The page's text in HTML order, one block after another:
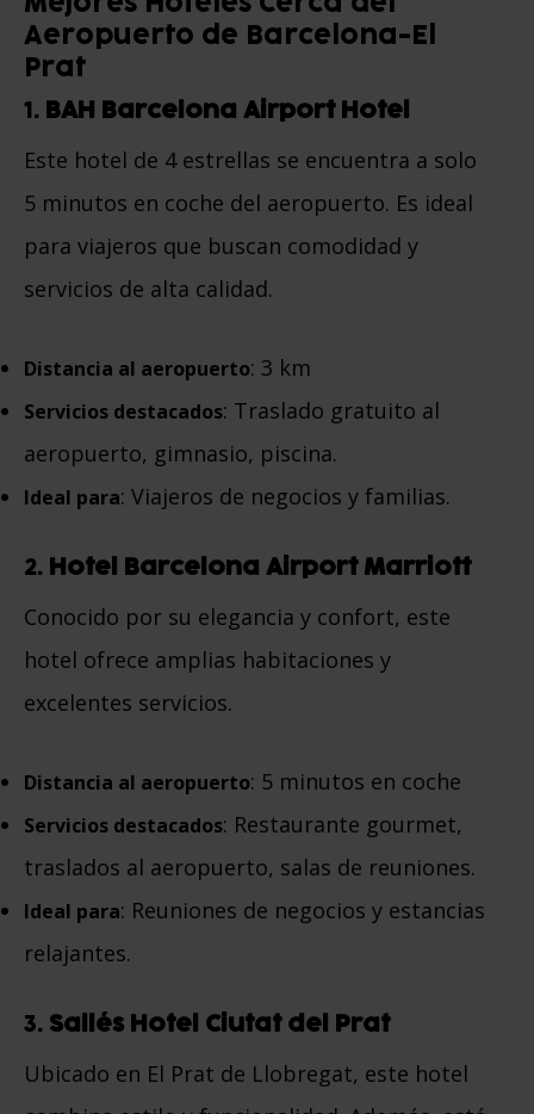
Aeropuerto de Barcelona-El
Prat
1. BAH Barcelona Airport Hotel
Este hotel de 4 estrellas se encuentra a solo
5 minutos en coche del aeropuerto. Es ideal
para viajeros que buscan comodidad y
servicios de alta calidad.
Distancia al aeropuerto: 3 km
Servicios destacados: Traslado gratuito al
aeropuerto, gimnasio, piscina.
Ideal para: Viajeros de negocios y familias.
2. Hotel Barcelona Airport Marriott
Conocido por su elegancia y confort, este
hotel ofrece amplias habitaciones y
excelentes servicios.
Distancia al aeropuerto: 5 minutos en coche
Servicios destacados: Restaurante gourmet,
traslados al aeropuerto, salas de reuniones.
Ideal para: Reuniones de negocios y estancias
relajantes.
3. Sallés Hotel Ciutat del Prat
Ubicado en El Prat de Llobregat, este hotel